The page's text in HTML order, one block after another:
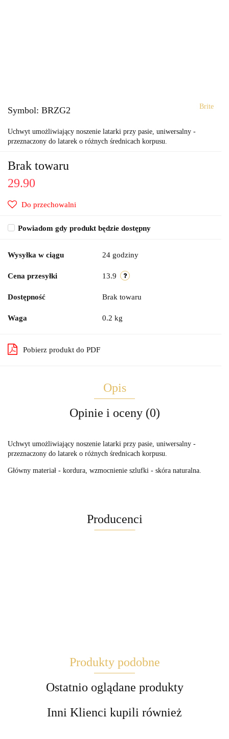
Symbol: BRZG2 Brite
Uchwyt umożliwiający noszenie latarki przy pasie, uniwersalny -
przeznaczony do latarek o różnych średnicach korpusu.
Brak towaru
29.90
Do przechowalni
Powiadom gdy produkt będzie dostępny
Wysyłka w ciągu 24 godziny
Cena przesyłki 13.9
Dostępność Brak towaru
Waga 0.2 kg
Pobierz produkt do PDF
Opis
Opinie i oceny (0)
Uchwyt umożliwiający noszenie latarki przy pasie, uniwersalny -
przeznaczony do latarek o różnych średnicach korpusu.
Główny materiał - kordura, wzmocnienie szlufki - skóra naturalna.
Producenci
Brite
Produkty podobne
Ostatnio oglądane produkty
Inni Klienci kupili również